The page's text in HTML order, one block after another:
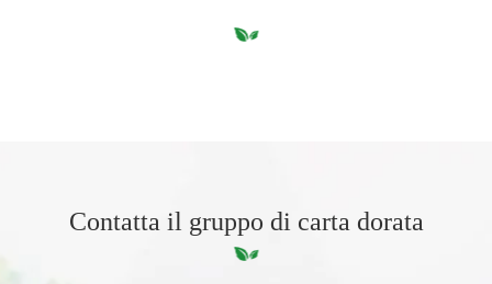
Contatta il gruppo di carta dorata